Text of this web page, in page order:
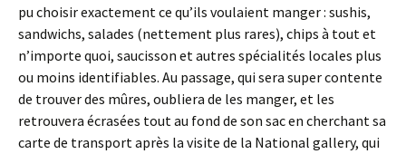
pu choisir exactement ce qu’ils voulaient manger : sushis,
sandwichs, salades (nettement plus rares), chips à tout et
n’importe quoi, saucisson et autres spécialités locales plus
ou moins identifiables. Au passage, qui sera super contente
de trouver des mûres, oubliera de les manger, et les
retrouvera écrasées tout au fond de son sac en cherchant sa
carte de transport après la visite de la National gallery, qui